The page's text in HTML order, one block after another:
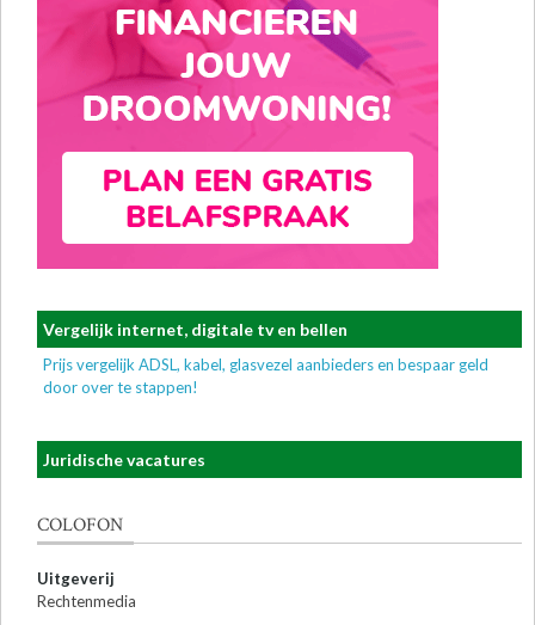
Vergelijk internet, digitale tv en bellen
Prijs vergelijk ADSL, kabel, glasvezel aanbieders en bespaar geld
door over te stappen!
Juridische vacatures
COLOFON
Uitgeverij
Rechtenmedia